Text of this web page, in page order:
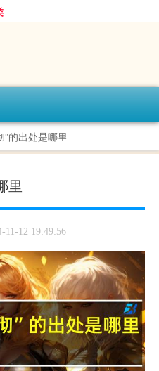
”的出处是哪里
里
11-12 19:49:56